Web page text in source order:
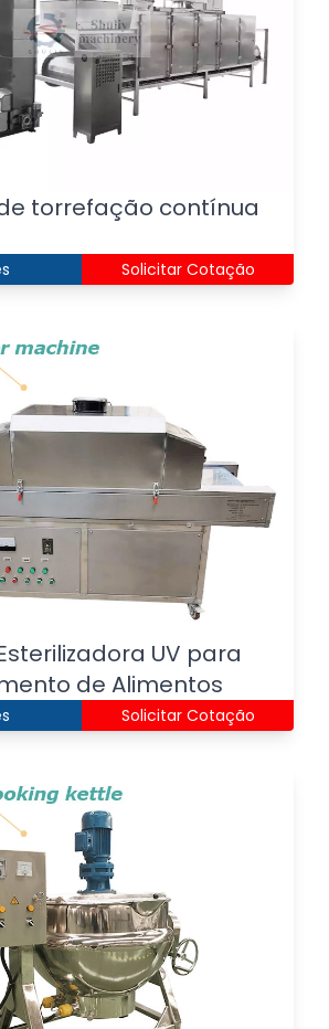
torrefação contínua
Solicitar Cotação
UV para
de Alimentos
Solicitar Cotação